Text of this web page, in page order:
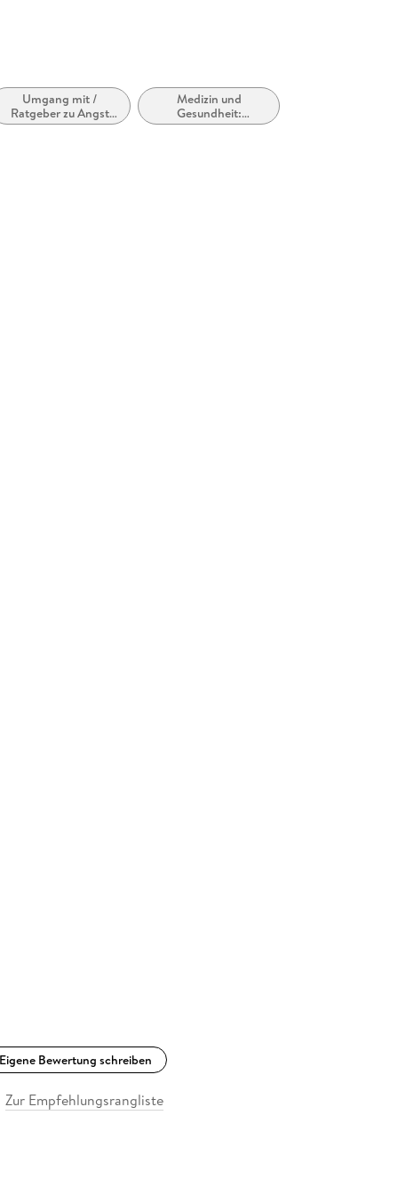
Umgang mit /
Ratgeber zu Angst
und Phobien
Medizin und
Gesundheit:
Ratgeber, Sachbuch
Eigene Bewertung schreiben
Zur Empfehlungsrangliste